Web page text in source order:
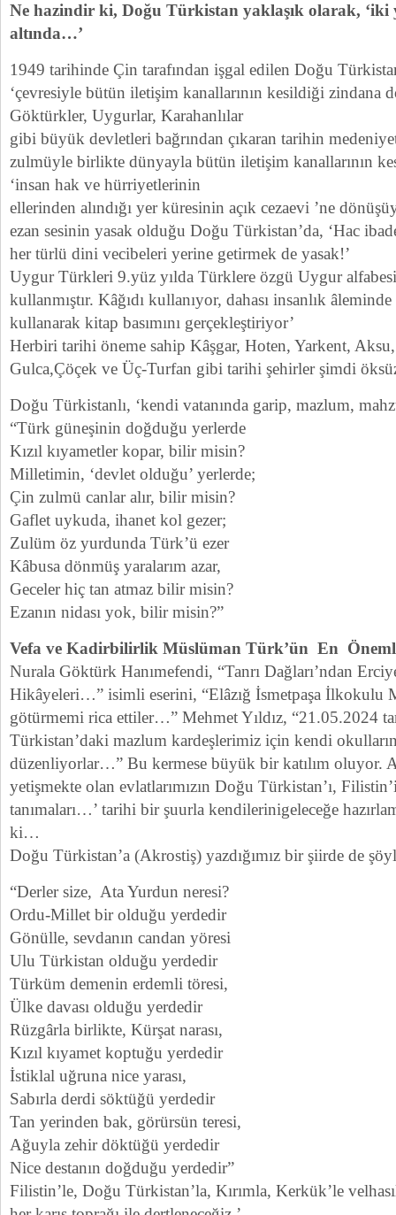
Ne hazindir ki, Doğu Türkistan yaklaşık olarak, ‘iki
altında…’
1949 tarihinde Çin tarafından işgal edilen Doğu
‘çevresiyle bütün iletişim kanallarının kesildiği zindana
Göktürkler, Uygurlar, Karahanlılar
gibi büyük devletleri bağrından çıkaran tarihin
zulmüyle birlikte dünyayla bütün iletişim kanallarının
‘insan hak ve hürriyetlerinin
ellerinden alındığı yer küresinin açık cezaevi ’ne
ezan sesinin yasak olduğu Doğu Türkistan’da, ‘Hac
her türlü dini vecibeleri yerine getirmek de yasak!’
Uygur Türkleri 9.yüz yılda Türklere özgü Uygur
kullanmıştır. Kâğıdı kullanıyor, dahası insanlık
kullanarak kitap basımını gerçekleştiriyor’
Herbiri tarihi öneme sahip Kâşgar, Hoten, Yarkent,
Gulca,Çöçek ve Üç-Turfan gibi tarihi şehirler şimdi
Doğu Türkistanlı, ‘kendi vatanında garip, mazlum,
“Türk güneşinin doğduğu yerlerde
Kızıl kıyametler kopar, bilir misin?
Milletimin, ‘devlet olduğu’ yerlerde;
Çin zulmü canlar alır, bilir misin?
Gaflet uykuda, ihanet kol gezer;
Zulüm öz yurdunda Türk’ü ezer
Kâbusa dönmüş yaralarım azar,
Geceler hiç tan atmaz bilir misin?
Ezanın nidası yok, bilir misin?”
Vefa ve Kadirbilirlik Müslüman Türk’ün En
Nurala Göktürk Hanımefendi, “Tanrı Dağları’ndan
Hikâyeleri…” isimli eserini, “Elâzığ İsmetpaşa İlkokulu
götürmemi rica ettiler…” Mehmet Yıldız, “21.05.2024
Türkistan’daki mazlum kardeşlerimiz için kendi
düzenliyorlar…” Bu kermese büyük bir katılım oluyor.
yetişmekte olan evlatlarımızın Doğu Türkistan’ı,
tanımaları…’ tarihi bir şuurla kendilerinigeleceğe
ki…
Doğu Türkistan’a (Akrostiş) yazdığımız bir şiirde de
“Derler size, Ata Yurdun neresi?
Ordu-Millet bir olduğu yerdedir
Gönülle, sevdanın candan yöresi
Ulu Türkistan olduğu yerdedir
Türküm demenin erdemli töresi,
Ülke davası olduğu yerdedir
Rüzgârla birlikte, Kürşat narası,
Kızıl kıyamet koptuğu yerdedir
İstiklal uğruna nice yarası,
Sabırla derdi söktüğü yerdedir
Tan yerinden bak, görürsün teresi,
Ağuyla zehir döktüğü yerdedir
Nice destanın doğduğu yerdedir”
Filistin’le, Doğu Türkistan’la, Kırımla, Kerkük’le